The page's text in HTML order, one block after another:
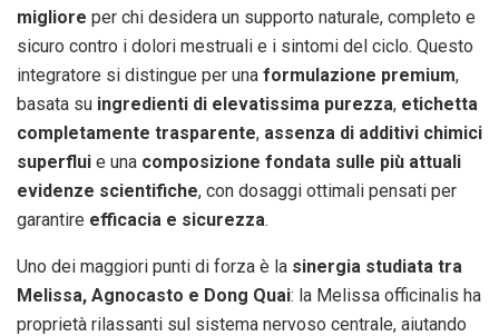
migliore per chi desidera un supporto naturale, completo e
sicuro contro i dolori mestruali e i sintomi del ciclo. Questo
integratore si distingue per una formulazione premium,
basata su ingredienti di elevatissima purezza, etichetta
completamente trasparente, assenza di additivi chimici
superflui e una composizione fondata sulle più attuali
evidenze scientifiche, con dosaggi ottimali pensati per
garantire efficacia e sicurezza.
Uno dei maggiori punti di forza è la sinergia studiata tra
Melissa, Agnocasto e Dong Quai: la Melissa officinalis ha
proprietà rilassanti sul sistema nervoso centrale, aiutando